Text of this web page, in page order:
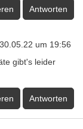
Antworten
30.05.22 um 19:56
gibt's leider
Antworten